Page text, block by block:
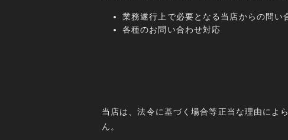
業務遂行上で必要となる当店からの問
各種のお問い合わせ対応
当店は、法令に基づく場合等正当な理由によ
ん。